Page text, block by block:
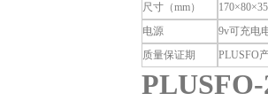
尺寸（mm）
170×80×35
电源
9v可充电
质量保证期
PLUSFO